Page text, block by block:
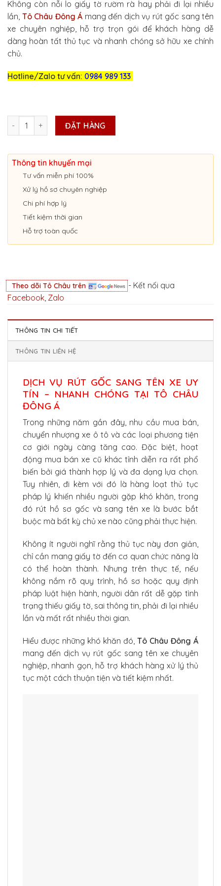
là:
3.500.000₫.
tại
là:
3.000.000₫.
Không còn nỗi lo giấy tờ rườm rà hay phải đi lại nhiều
lần, Tô Châu Đông Á mang đến dịch vụ rút gốc sang tên
xe chuyên nghiệp, hỗ trợ trọn gói để khách hàng dễ
dàng hoàn tất thủ tục và nhanh chóng sở hữu xe chính
chủ.
Hotline/Zalo tư vấn: 0984 989 133
DỊCH VỤ RÚT GỐC, SANG TÊN Ở LAI CHÂU số lượng
ĐẶT HÀNG
Thông tin khuyến mại
Tư vấn miễn phí 100%
Xử lý hồ sơ chuyên nghiệp
Chi phí hợp lý
Tiết kiệm thời gian
Hỗ trợ toàn quốc
Theo dõi Tô Châu trên
- Kết nối qua
Facebook Zalo
THÔNG TIN CHI TIẾT
THÔNG TIN LIÊN HỆ
DỊCH VỤ RÚT GỐC SANG TÊN XE UY
TÍN – NHANH CHÓNG TẠI TÔ CHÂU
ĐÔNG Á
Trong những năm gần đây, nhu cầu mua bán,
chuyển nhượng xe ô tô và các loại phương tiện
cơ giới ngày càng tăng cao. Đặc biệt, hoạt
động mua bán xe cũ khác tỉnh diễn ra rất phổ
biến bởi giá thành hợp lý và đa dạng lựa chọn.
Tuy nhiên, đi kèm với đó là hàng loạt thủ tục
pháp lý khiến nhiều người gặp khó khăn, trong
đó rút hồ sơ gốc và sang tên xe là bước bắt
buộc mà bất kỳ chủ xe nào cũng phải thực hiện.
Không ít người nghĩ rằng thủ tục này đơn giản,
chỉ cần mang giấy tờ đến cơ quan chức năng là
có thể hoàn thành. Nhưng trên thực tế, nếu
không nắm rõ quy trình, hồ sơ hoặc quy định
pháp luật hiện hành, người dân rất dễ gặp tình
trạng thiếu giấy tờ, sai thông tin, phải đi lại nhiều
lần và mất rất nhiều thời gian.
Hiểu được những khó khăn đó, Tô Châu Đông Á
mang đến dịch vụ rút gốc sang tên xe chuyên
nghiệp, nhanh gọn, hỗ trợ khách hàng xử lý thủ
tục một cách thuận tiện và tiết kiệm nhất.